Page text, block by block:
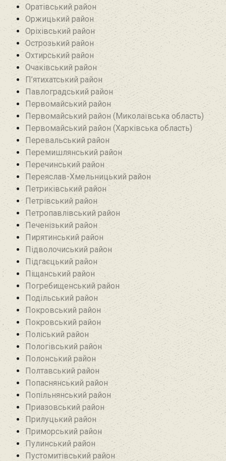
Оратівський район
Оржицький район
Оріхівський район
Острозький район
Охтирський район
Очаківський район
П’ятихатський район
Павлоградський район
Первомайський район
Первомайський район (Миколаївська область)
Первомайський район (Харківська область)
Перевальський район‎
Перемишлянський район
Перечинський район
Переяслав-Хмельницький район
Петриківський район
Петрівський район‎
Петропавлівський район
Печенізький район
Пирятинський район
Підволочиський район
Підгаєцький район
Піщанський район
Погребищенський район
Подільський район
Покровський район
Покровський район
Поліський район
Пологівський район
Полонський район
Полтавський район
Попаснянський район
Попільнянський район‎
Приазовський район
Прилуцький район
Приморський район
Пулинський район
Пустомитівський район